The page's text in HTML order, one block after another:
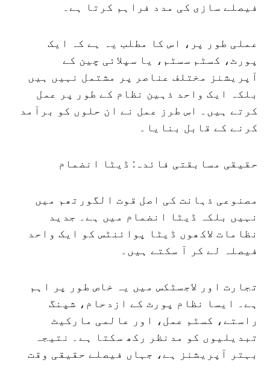
فیصلے سازی کی مدد فراہم کرتا ہے۔
عملی طور پر، اس کا مطلب یہ ہے کہ ایک
پورٹ، کسٹم سسٹم، یا سپلائی چین کے
آپریشنز مختلف عناصر پر مشتمل نہیں ہیں
بلکہ ایک واحد ذہین نظام کے طور پر عمل
کرتے ہیں۔ اس طرز عمل نے ان حلوں کو برآمد
کرنے کے قابل بنایا۔
حقیقی مسابقتی فائدہ: ڈیٹا انضمام
مصنوعی ذہانت کی اصل قوت الگورتھم میں
نہیں بلکہ ڈیٹا انضمام میں ہے۔ جدید
نظامات لاکھوں ڈیٹا پوائنٹس کو ایک واحد
فیصلہ لے کر آ سکتے ہیں۔
تجارت اور لاجسٹکس میں یہ خاص طور پر اہم
ہے۔ ایسا نظام پورٹ کے ازدحام، شپنگ
راستے، کسٹم عمل، اور عالمی مارکیٹ
تبدیلیوں کو مدنظر رکھ سکتا ہے۔ نتیجہ
بہتر آپریشنز ہے، جہاں فیصلے حقیقی وقت